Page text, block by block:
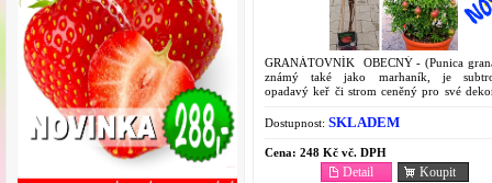
GRANÁTOVNÍK OBECNÝ - (Punica
známý také jako marhaník, je
opadavý keř či strom ceněný pro své
pěstování...
Dostupnost: SKLADEM
Cena: 248 Kč vč. DPH
Koupit
Detail